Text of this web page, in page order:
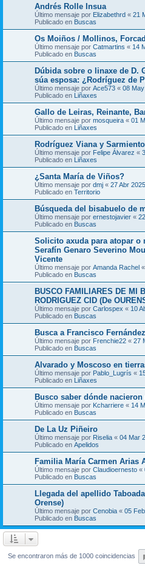
Andrés Rolle Insua
Último mensaje por Elizabethrd « 21
Publicado en Buscas
Os Moiños / Mollinos,
Último mensaje por Catmartins « 14
Publicado en Buscas
Dúbida sobre o linaxe de D.
súa esposa: ¿Rodríguez de
Último mensaje por Ace573 « 08
Publicado en Liñaxes
Gallo de Leiras, Reinante,
Último mensaje por mosqueira « 01
Publicado en Liñaxes
Rodríguez Viana y Sarmiento
Último mensaje por Felipe Álvarez «
Publicado en Liñaxes
¿Santa María de Viños?
Último mensaje por dmj « 27 Abr
Publicado en Territorio
Búsqueda del bisabuelo de
Último mensaje por ernestojavier «
Publicado en Buscas
Solicito axuda para atopar
Serafín Genaro Severino
Vicente
Último mensaje por Amanda Rachel «
Publicado en Buscas
BUSCO FAMILIARES DE MI
RODRIGUEZ CID (De
Último mensaje por Carlospex « 10
Publicado en Buscas
Busca a Francisco
Último mensaje por Frenchie22 « 27
Publicado en Buscas
Alvarado y Moscoso en
Último mensaje por Pablo_Lugrís «
Publicado en Liñaxes
Busco saber dónde
Último mensaje por Kcharriere « 14
Publicado en Buscas
De La Uz Piñeiro
Último mensaje por Riselia « 04 Mar
Publicado en Apelidos
Familia María Carmen Arias
Último mensaje por Claudioernesto «
Publicado en Buscas
Llegada del apellido
Orense)
Último mensaje por Cenobia « 05
Publicado en Buscas
Se encontraron más de 1000 coincidencias